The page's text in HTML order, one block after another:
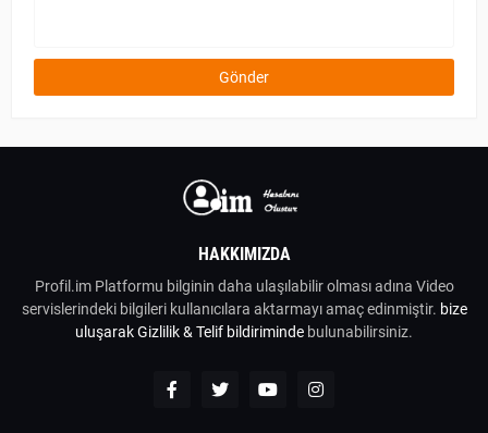
HAKKIMIZDA
Profil.im Platformu bilginin daha ulaşılabilir olması adına Video
servislerindeki bilgileri kullanıcılara aktarmayı amaç edinmiştir. bize
uluşarakGizlilik & Telif bildiriminde bulunabilirsiniz.